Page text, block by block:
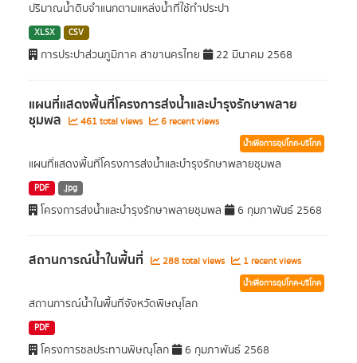
ปริมาณน้ำดิบจำแนกตามแหล่งน้ำที่ใช้ทำประปา
XLSX CSV
การประปาส่วนภูมิภาค สาขานครไทย 22 มีนาคม 2568
แผนที่แสดงพื้นที่โครงการส่งน้ำและบำรุงรักษาพลาย
ชุมพล 461 total views 6 recent views
น้ำเพื่อการอุปโภค-บริโภค
แผนที่แสดงพื้นที่โครงการส่งน้ำและบำรุงรักษาพลายชุมพล
PDF .jpg
โครงการส่งน้ำและบำรุงรักษาพลายชุมพล 6 กุมภาพันธ์ 2568
สถานการณ์น้ำในพื้นที่ 288 total views 1 recent views
น้ำเพื่อการอุปโภค-บริโภค
สถานการณ์น้ำในพื้นที่จังหวัดพิษณุโลก
PDF
โครงการชลประทานพิษณุโลก
6 กุมภาพันธ์ 2568